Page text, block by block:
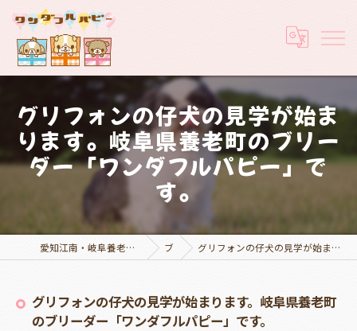
グリフォンの仔犬の見学が始ま
ります。岐阜県養老町のブリー
ダー「ワンダフルパピー」で
す。
愛知江南・岐阜養老でブリーダーなら実績豊富なワンダフルパピー ブログ グリフォンの仔犬の見学が始まります。岐阜県養老町のブリーダー「ワンダフルパピー」です。
グリフォンの仔犬の見学が始まります。岐阜県養老町
のブリーダー「ワンダフルパピー」です。